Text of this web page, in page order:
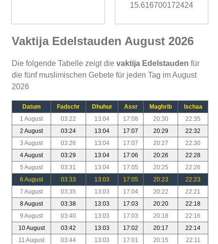
15.616700172424
Vaktija Edelstauden August 2026
Die folgende Tabelle zeigt die vaktija Edelstauden für
die fünf muslimischen Gebete für jeden Tag im August
2026
Datum Fadschr Dhuhur Assr Maghrib
Ischaa
1 August
03:22 13:04 17:08 20:30
22:35
2 August
03:24 13:04 17:07 20:29
22:32
3 August
03:26 13:04 17:07 20:27
22:30
4 August
03:29 13:04 17:06 20:26
22:28
5 August
03:31 13:04 17:05 20:25
22:26
6 August
03:33 13:03 17:05 20:23
22:23
7 August
03:35 13:03 17:04 20:22
22:21
8 August
03:38 13:03 17:03 20:20
22:18
9 August
03:40 13:03 17:03 20:18
22:16
10 August
03:42 13:03 17:02 20:17
22:14
11 August
03:44 13:03 17:01 20:15
22:11